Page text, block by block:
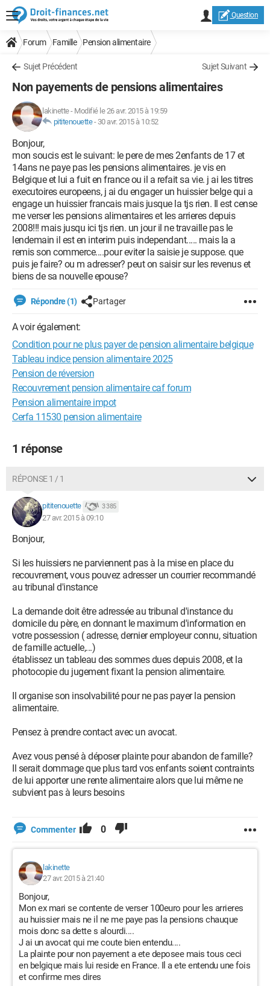
Question
Forum Famille Pension alimentaire
Sujet Précédent Sujet Suivant
Non payements de pensions alimentaires
lakinette- Modifié le 26 avr. 2015 à 19:59
pititenouette- 30 avr. 2015 à 10:52
Bonjour,
mon soucis est le suivant: le pere de mes 2enfants de 17 et
14ans ne paye pas les pensions alimentaires. je vis en
Belgique et lui a fuit en france ou il a refait sa vie. j ai les titres
executoires europeens, j ai du engager un huissier belge qui a
engage un huissier francais mais jusque la tjs rien. Il est cense
me verser les pensions alimentaires et les arrieres depuis
2008!!! mais jusqu ici tjs rien. un jour il ne travaille pas le
lendemain il est en interim puis independant..... mais la a
remis son commerce....pour eviter la saisie je suppose. que
puis je faire? ou m adresser? peut on saisir sur les revenus et
biens de sa nouvelle epouse?
Répondre (1) Partager
A voir également:
Condition pour ne plus payer de pension alimentaire belgique
Tableau indice pension alimentaire 2025
Pension de réversion
Recouvrement pension alimentaire caf forum
Pension alimentaire impot
Cerfa 11530 pension alimentaire
1 réponse
RÉPONSE 1 / 1
pititenouette 3 385
27 avr. 2015 à 09:10
Bonjour,
Si les huissiers ne parviennent pas à la mise en place du
recouvrement, vous pouvez adresser un courrier recommandé
au tribunal d'instance
La demande doit être adressée au tribunal d'instance du
domicile du père, en donnant le maximum d'information en
votre possession ( adresse, dernier employeur connu, situation
de famille actuelle,...)
établissez un tableau des sommes dues depuis 2008, et la
photocopie du jugement fixant la pension alimentaire.
Il organise son insolvabilité pour ne pas payer la pension
alimentaire.
Pensez à prendre contact avec un avocat.
Avez vous pensé à déposer plainte pour abandon de famille?
Il serait dommage que plus tard vos enfants soient contraints
de lui apporter une rente alimentaire alors que lui même ne
subvient pas à leurs besoins
Commenter 0
lakinette
27 avr. 2015 à 21:40
Bonjour,
Mon ex mari se contente de verser 100euro pour les arrieres
au huissier mais ne il ne me paye pas la pensions chauque
mois donc sa dette s alourdi....
J ai un avocat qui me coute bien entendu....
La plainte pour non payement a ete deposee mais tous ceci
en belgique mais lui reside en France. Il a ete entendu une fois
et confirme mes dires